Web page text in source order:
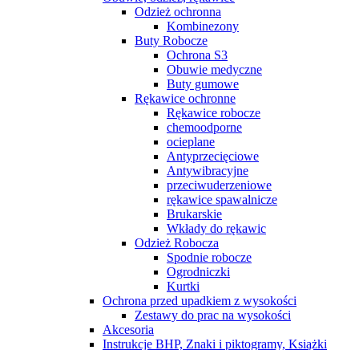
Odzież ochronna
Kombinezony
Buty Robocze
Ochrona S3
Obuwie medyczne
Buty gumowe
Rękawice ochronne
Rękawice robocze
chemoodporne
ocieplane
Antyprzecięciowe
Antywibracyjne
przeciwuderzeniowe
rękawice spawalnicze
Brukarskie
Wkłady do rękawic
Odzież Robocza
Spodnie robocze
Ogrodniczki
Kurtki
Ochrona przed upadkiem z wysokości
Zestawy do prac na wysokości
Akcesoria
Instrukcje BHP, Znaki i piktogramy, Książki